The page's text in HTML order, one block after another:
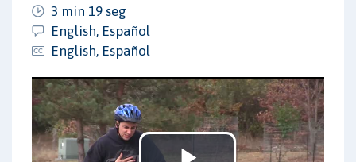
3 min 19 seg
English, Español
English, Español